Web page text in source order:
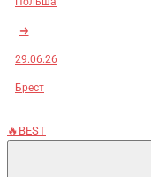
➜
29.06.26
Брест
🔥BEST